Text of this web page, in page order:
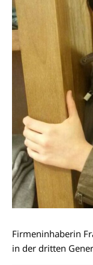
Firmeninhaberin
in der dritten